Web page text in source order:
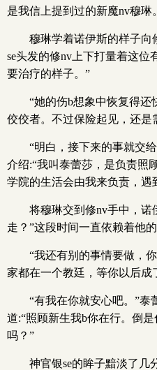
是我信上提到过的新魔nv穆琳
穆琳学着诺伊斯的样子向
se头发的修nv上下打量着这位
要治疗的样子。”
“她的伤b想象中恢复得还
佼佼者。不过保险起见，还是
“明白，接下来的事就交
介绍:“我叫泰蕾莎，是负责照
学院的生活会由我来负责，遇
将穆琳交到修nv手中，诺
走？”这段时间一直依赖着他
“我还有别的事情要做，
家都在一个教廷，等你以后成
“有我在你就安心吧。”泰
道:“照顾新生我b你在行。倒
吗？”
神官银se的眸子黯淡了几